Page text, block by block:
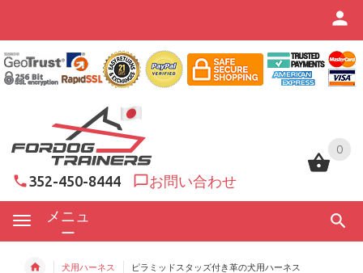
0
352-450-8444 お問い合わせ
メニュ
ー
0
犬用ハーネス ピラミッドスタッズ付き革の犬用ハーネス